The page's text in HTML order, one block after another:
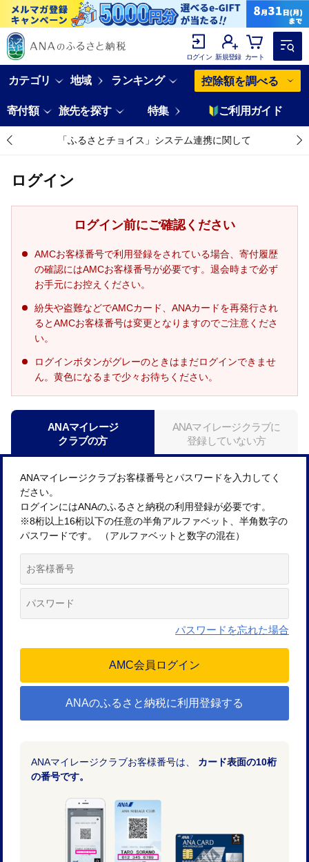
ログイン 新規登録 カート
カテゴリ 地域 ランキング 控除額を調べる
寄付額 旅先を探す 特集 ご利用ガイド
「ふるさとチョイス」システム連携に関して
ログイン
ログイン前にご確認ください
AMCお客様番号で利用登録をされている場合、寄付履歴
の確認にはAMCお客様番号が必要です。退会時まで必ず
お手元にお控えください。
紛失や盗難などでAMCカード、ANAカードを再発行され
るとAMCお客様番号は変更となりますのでご注意くださ
い。
ログインボタンがグレーのときはまだログインできませ
ん。黄色になるまで少々お待ちください。
ANAマイレージ
クラブの方
ANAマイレージクラブに
登録していない方
ANAマイレージクラブお客様番号とパスワードを入力してく
ださい。
ログインにはANAのふるさと納税の利用登録が必要です。
※8桁以上16桁以下の任意の半角アルファベット、半角数字の
パスワードです。 （アルファベットと数字の混在）
パスワードを忘れた場合
ANAのふるさと納税に利用登録する
ANAマイレージクラブお客様番号は、 カード表面の10桁
の番号です。